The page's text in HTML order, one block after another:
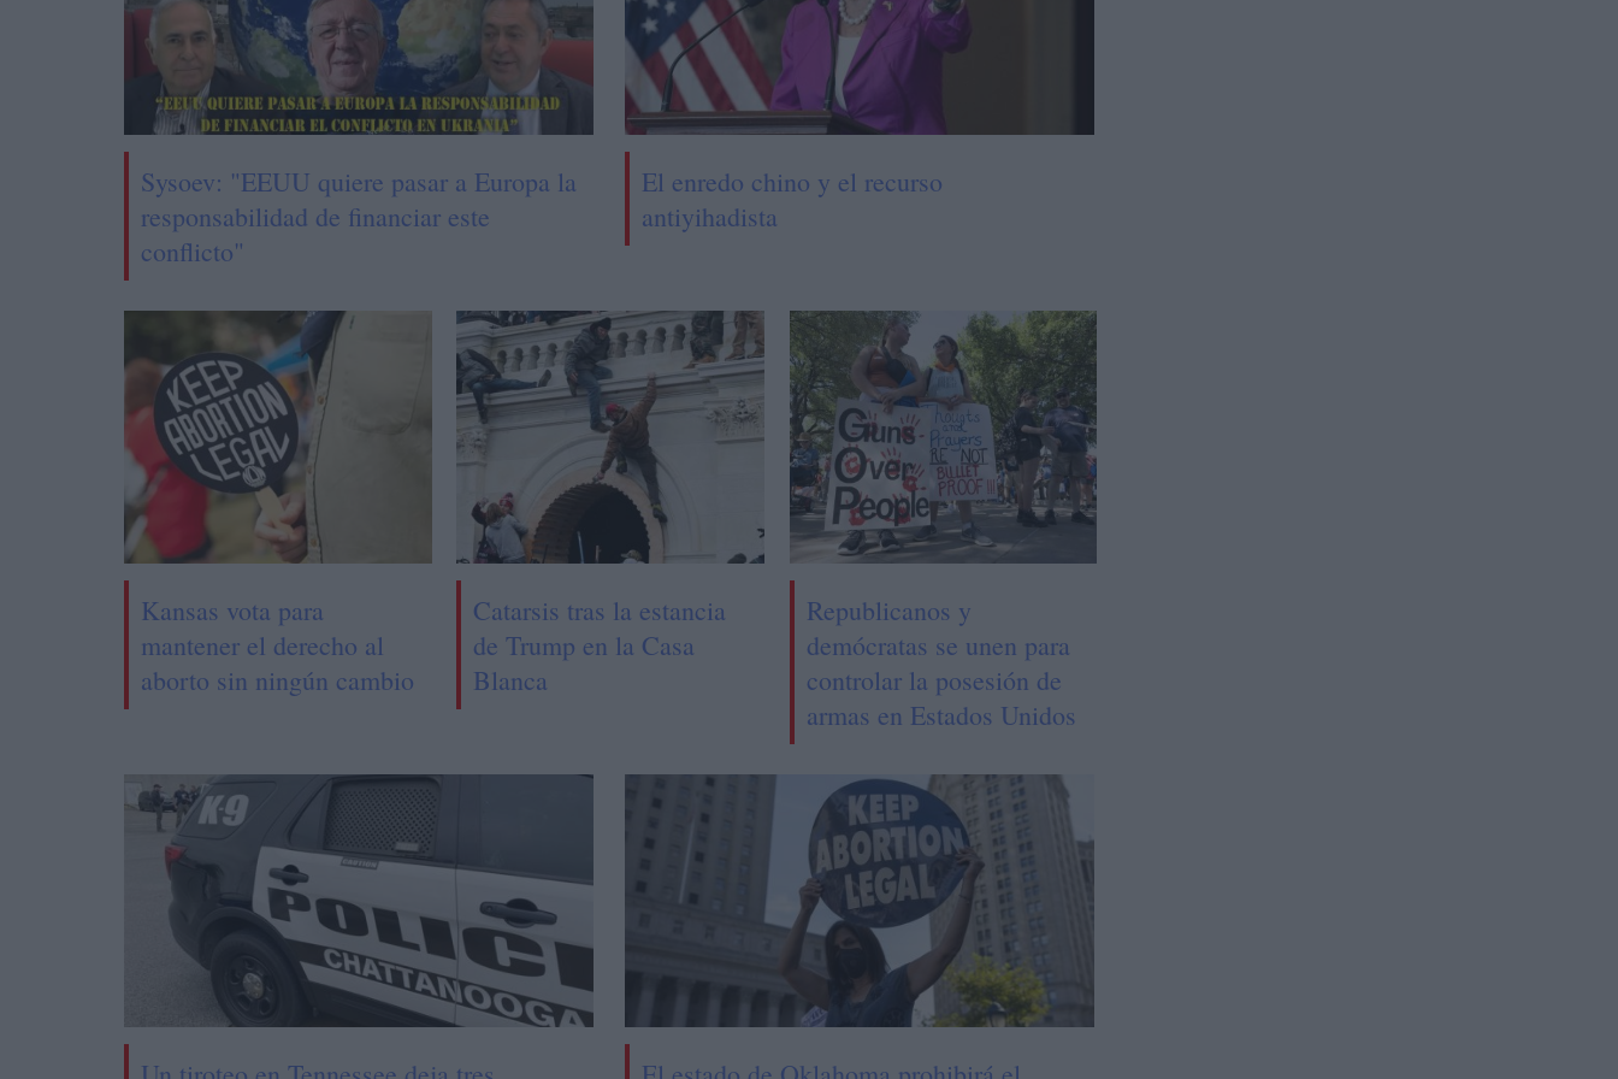
Sysoev: "EEUU quiere pasar a Europa la
responsabilidad de financiar este
conflicto"
El enredo chino y el recurso
antiyihadista
Kansas vota para
mantener el derecho al
aborto sin ningún cambio
Catarsis tras la estancia
de Trump en la Casa
Blanca
Republicanos y
demócratas se unen para
controlar la posesión de
armas en Estados Unidos